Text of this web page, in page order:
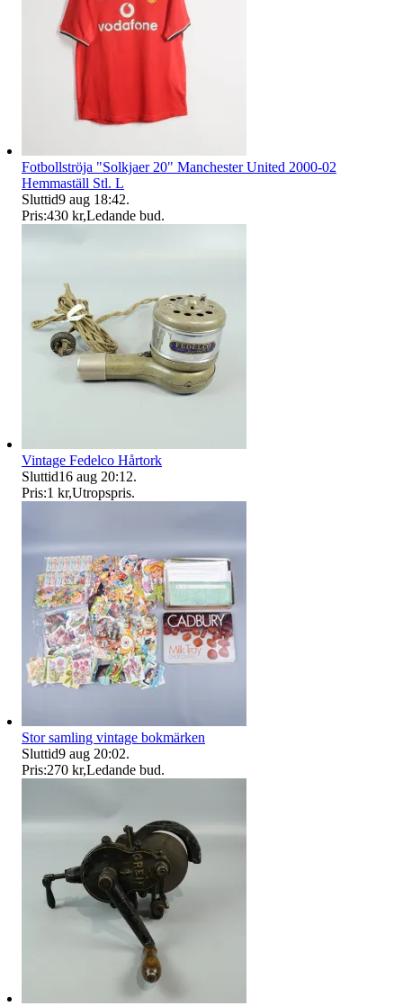
Fotbollströja "Solkjaer 20" Manchester United 2000-02
Hemmaställ Stl. L
Sluttid9 aug 18:42.
Pris:430 kr,Ledande bud.
Vintage Fedelco Hårtork
Sluttid16 aug 20:12.
Pris:1 kr,Utropspris.
Stor samling vintage bokmärken
Sluttid9 aug 20:02.
Pris:270 kr,Ledande bud.